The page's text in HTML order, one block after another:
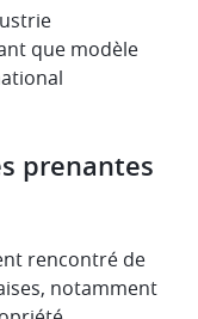
que modèle
prenantes
rencontré de
notamment